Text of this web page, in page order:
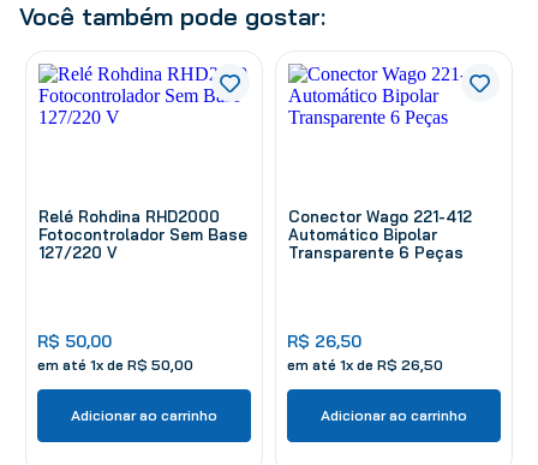
Você também pode gostar:
Relé Rohdina RHD2000
Fotocontrolador Sem Base
127/220 V
R$ 50,00
em até 1x de R$ 50,00
Adicionar ao carrinho
Conector Wago 221-412
Automático Bipolar
Transparente 6 Peças
R$ 26,50
em até 1x de R$ 26,50
Adicionar ao carrinho